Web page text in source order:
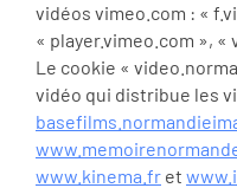
vidéos vimeo.com : «
« player.vimeo.com », «
Le cookie «
vidéo qui distribue les
www.kinema.fr et